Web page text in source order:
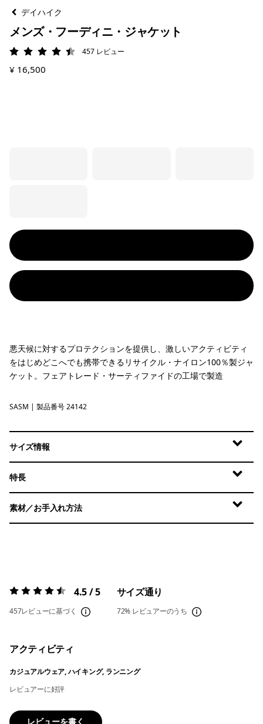
デイハイク
メンズ・フーディニ・ジャケット
評価: 4.5 / 5457 レビュー
¥ 16,500
悪天候に対するプロテクションを提供し、激しいアクティビティ
をはじめどこへでも携帯できるリサイクル・ナイロン100％製ジャ
ケット。フェアトレード・サーティファイドの工場で製造
Sastrugi: Summit Blue
SASM | 製品番号 24142
サイズ情報
特長
素材／お手入れ方法
評価:4.5 / 5 4.5 / 5
457レビューに基づく
サイズ通り
72% レビュアーのうち
アクティビティ
カジュアルウェア, ハイキング, ランニング
レビュアーに好評
レビューを書く